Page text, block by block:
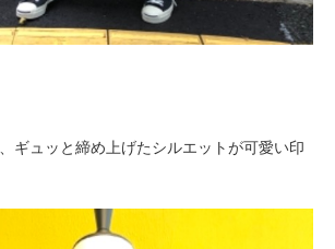
ギュッと締め上げたシルエットが可愛い印